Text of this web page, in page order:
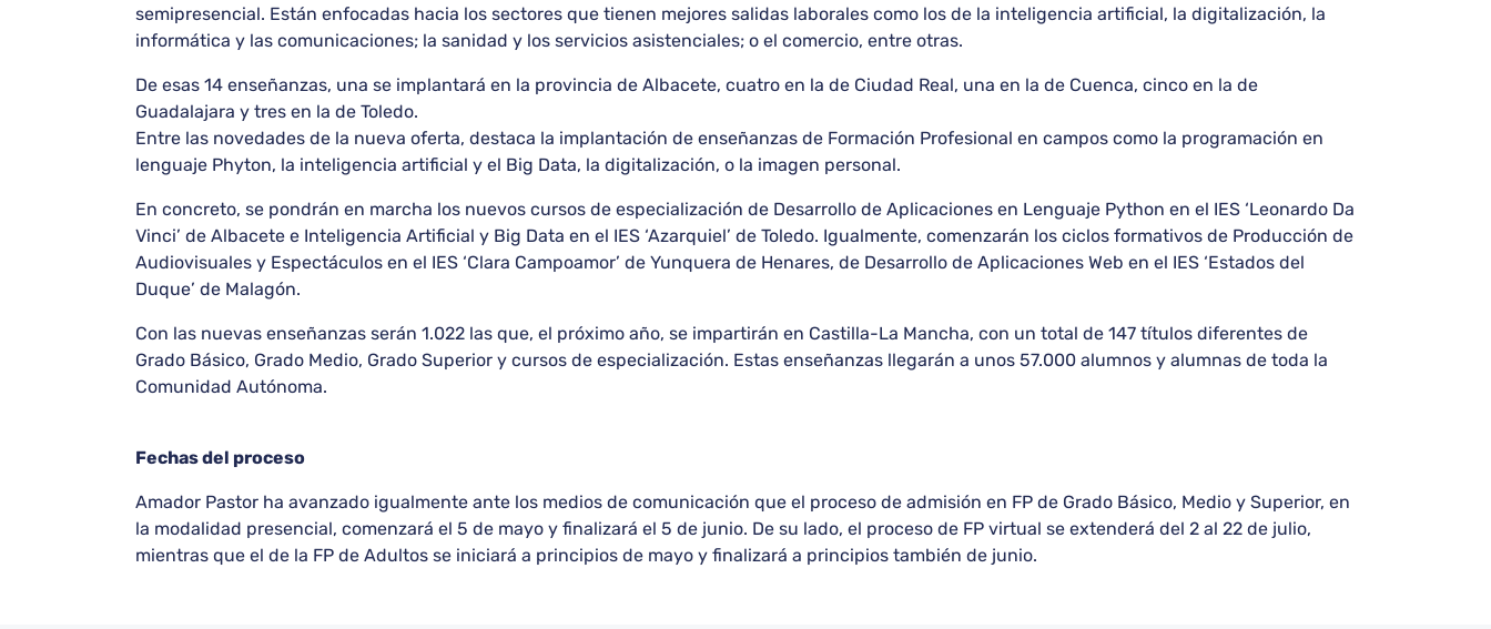
semipresencial. Están enfocadas hacia los sectores que tienen mejores salidas laborales como los de la inteligencia artificial, la digitalización, la
informática y las comunicaciones; la sanidad y los servicios asistenciales; o el comercio, entre otras.
De esas 14 enseñanzas, una se implantará en la provincia de Albacete, cuatro en la de Ciudad Real, una en la de Cuenca, cinco en la de
Guadalajara y tres en la de Toledo.
Entre las novedades de la nueva oferta, destaca la implantación de enseñanzas de Formación Profesional en campos como la programación en
lenguaje Phyton, la inteligencia artificial y el Big Data, la digitalización, o la imagen personal.
En concreto, se pondrán en marcha los nuevos cursos de especialización de Desarrollo de Aplicaciones en Lenguaje Python en el IES ‘Leonardo Da
Vinci’ de Albacete e Inteligencia Artificial y Big Data en el IES ‘Azarquiel’ de Toledo. Igualmente, comenzarán los ciclos formativos de Producción de
Audiovisuales y Espectáculos en el IES ‘Clara Campoamor’ de Yunquera de Henares, de Desarrollo de Aplicaciones Web en el IES ‘Estados del
Duque’ de Malagón.
Con las nuevas enseñanzas serán 1.022 las que, el próximo año, se impartirán en Castilla-La Mancha, con un total de 147 títulos diferentes de
Grado Básico, Grado Medio, Grado Superior y cursos de especialización. Estas enseñanzas llegarán a unos 57.000 alumnos y alumnas de toda la
Comunidad Autónoma.
Fechas del proceso
Amador Pastor ha avanzado igualmente ante los medios de comunicación que el proceso de admisión en FP de Grado Básico, Medio y Superior, en
la modalidad presencial, comenzará el 5 de mayo y finalizará el 5 de junio. De su lado, el proceso de FP virtual se extenderá del 2 al 22 de julio,
mientras que el de la FP de Adultos se iniciará a principios de mayo y finalizará a principios también de junio.